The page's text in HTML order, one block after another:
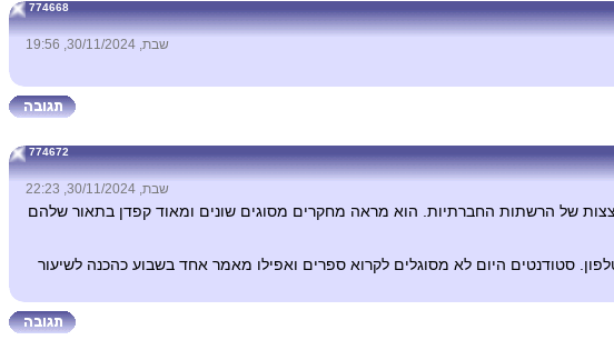
774668
שבת, 30/11/2024, 19:56
774672
שבת, 30/11/2024, 22:23
של הרשתות החברתיות. הוא מראה מחקרים מסוגים שונים ומאוד קפדן בתאור שלהם
סטודנטים היום לא מסוגלים לקרוא ספרים ואפילו מאמר אחד בשבוע כהכנה לשיעור